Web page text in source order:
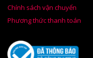
Chính sách vận chuyển
Phương thức thanh toán